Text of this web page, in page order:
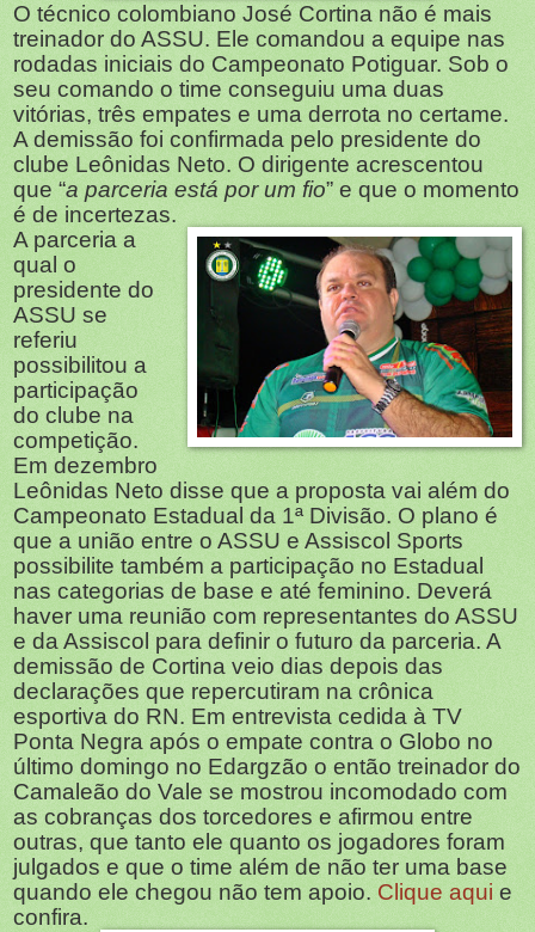
O técnico colombiano José Cortina não é mais
treinador do ASSU. Ele comandou a equipe nas
rodadas iniciais do Campeonato Potiguar. Sob o
seu comando o time conseguiu uma duas
vitórias, três empates e uma derrota no certame.
A demissão foi confirmada pelo presidente do
clube Leônidas Neto. O dirigente acrescentou
que “a parceria está por um fio” e que o momento
é de incertezas.
A parceria a
qual o
presidente do
ASSU se
referiu
possibilitou a
participação
do clube na
competição.
Em dezembro
Leônidas Neto disse que a proposta vai além do
Campeonato Estadual da 1ª Divisão. O plano é
que a união entre o ASSU e Assiscol Sports
possibilite também a participação no Estadual
nas categorias de base e até feminino. Deverá
haver uma reunião com representantes do ASSU
e da Assiscol para definir o futuro da parceria. A
demissão de Cortina veio dias depois das
declarações que repercutiram na crônica
esportiva do RN. Em entrevista cedida à TV
Ponta Negra após o empate contra o Globo no
último domingo no Edargzão o então treinador do
Camaleão do Vale se mostrou incomodado com
as cobranças dos torcedores e afirmou entre
outras, que tanto ele quanto os jogadores foram
julgados e que o time além de não ter uma base
quando ele chegou não tem apoio. Clique aqui e
confira.